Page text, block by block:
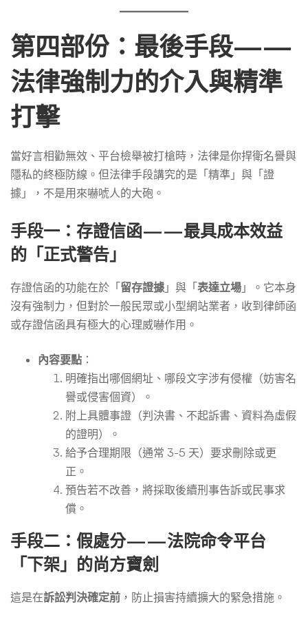
第四部份：最後手段——
法律強制力的介入與精準
打擊
當好言相勸無效、平台檢舉被打槍時，法律是你捍衛名譽與
隱私的終極防線。但法律手段講究的是「精準」與「證
據」，不是用來嚇唬人的大砲。
手段一：存證信函——最具成本效益
的「正式警告」
存證信函的功能在於「留存證據 」與「表達立場 」。它本身
沒有強制力，但對於一般民眾或小型網站業者，收到律師函
或存證信函具有極大的心理威嚇作用。
內容要點 ：
明確指出哪個網址、哪段文字涉有侵權（妨害名
譽或侵害個資）。
附上具體事證（判決書、不起訴書、資料為虛假
的證明）。
給予合理期限（通常 3-5 天）要求刪除或更
正。
預告若不改善，將採取後續刑事告訴或民事求
償。
手段二：假處分——法院命令平台
「下架」的尚方寶劍
這是在訴訟判決確定前 ，防止損害持續擴大的緊急措施。